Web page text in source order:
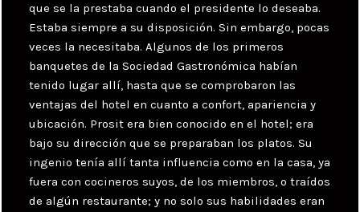
que se la prestaba cuando el presidente lo deseaba.
Estaba siempre a su disposición. Sin embargo, pocas
veces la necesitaba. Algunos de los primeros
banquetes de la Sociedad Gastronómica habían
tenido lugar allí, hasta que se comprobaron las
ventajas del hotel en cuanto a confort, apariencia y
ubicación. Prosit era bien conocido en el hotel; era
bajo su dirección que se preparaban los platos. Su
ingenio tenía allí tanta influencia como en la casa, ya
fuera con cocineros suyos, de los miembros, o traídos
de algún restaurante; y no solo sus habilidades eran